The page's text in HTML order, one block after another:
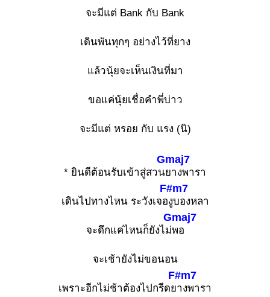
จะมีแต่ Bank กับ Bank
เดินพันทุกๆ อย่างไว้ที่ยาง
แล้วนุ้ยจะเห็นเงินที่มา
ขอแค่นุ้ยเชื่อคำพี่บ่าว
จะมีแต่ หรอย กับ แรง (นิ)
* ยินดีต้อนรับเข้าสู่สวน
Gmaj7
ยางพารา
เดินไปทางไหน ระวังเจอ
F#m7
งูบองหลา
จะดึกแค่ไหนก็ยังไม่
Gmaj7
พอ
จะเช้ายังไม่ขอนอน
เพราะอีกไม่ช้าต้องไปกรีดย
F#m7
างพารา